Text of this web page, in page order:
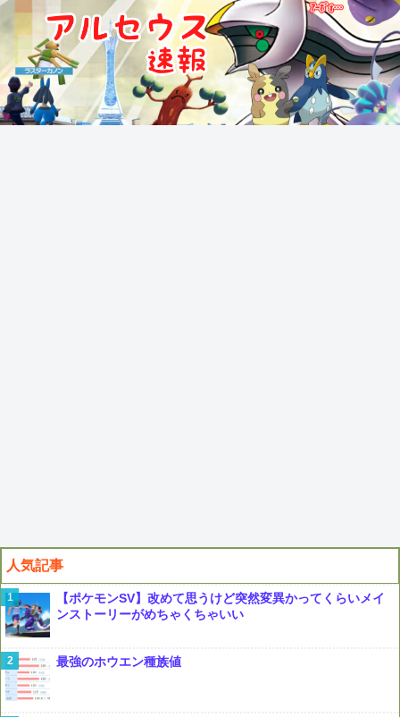
人気記事
【ポケモンSV】改めて思うけど突然変異かってくらいメイ
ンストーリーがめちゃくちゃいい
最強のホウエン種族値